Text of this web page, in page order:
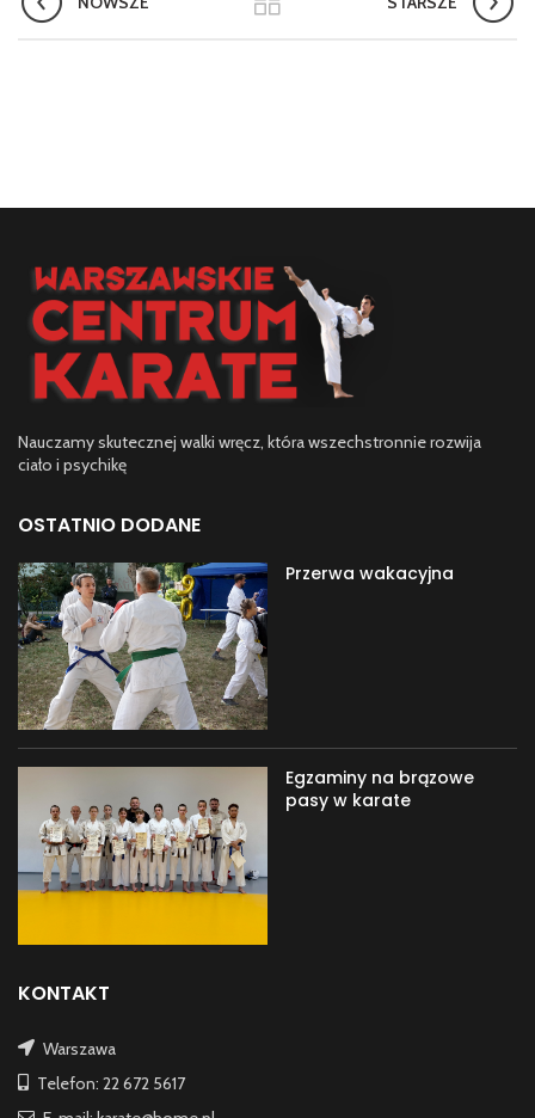
Nauczamy skutecznej walki wręcz, która wszechstronnie rozwija
ciało i psychikę
OSTATNIO DODANE
Przerwa wakacyjna
Egzaminy na brązowe
pasy w karate
KONTAKT
Warszawa
Telefon: 22 672 5617